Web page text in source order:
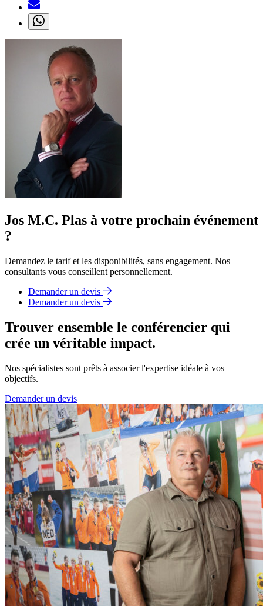
Jos M.C. Plas à votre prochain événement
?
Demandez le tarif et les disponibilités, sans engagement. Nos
consultants vous conseillent personnellement.
Demander un devis
Demander un devis
Trouver ensemble le conférencier qui
crée un véritable impact.
Nos spécialistes sont prêts à associer l'expertise idéale à vos
objectifs.
Demander un devis